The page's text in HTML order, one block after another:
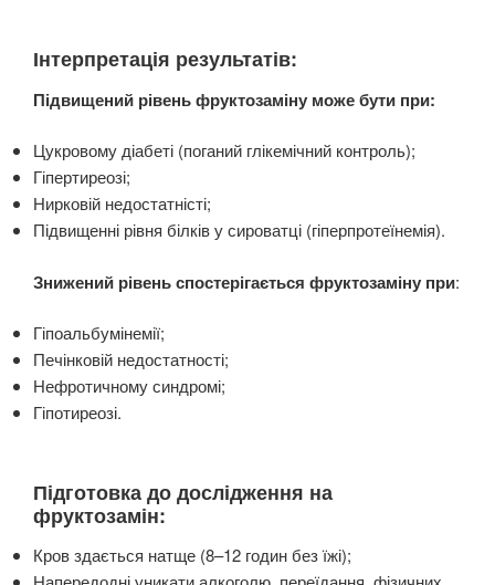
Інтерпретація результатів:
Підвищений рівень фруктозаміну може бути при:
Цукровому діабеті (поганий глікемічний контроль);
Гіпертиреозі;
Нирковій недостатністі;
Підвищенні рівня білків у сироватці (гіперпротеїнемія).
Знижений рівень спостерігається фруктозаміну при:
Гіпоальбумінемії;
Печінковій недостатності;
Нефротичному синдромі;
Гіпотиреозі.
Підготовка до дослідження на
фруктозамін:
Кров здається натще (8–12 годин без їжі);